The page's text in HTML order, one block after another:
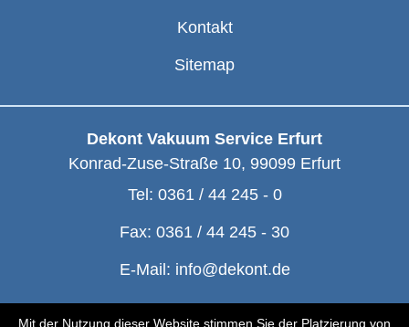
Mit der Nutzung dieser Website stimmen Sie der Platzierung von
Kontakt
Sitemap
Dekont Vakuum Service Erfurt
Konrad-Zuse-Straße 10, 99099 Erfurt
Tel: 0361 / 44 245 - 0
Fax: 0361 / 44 245 - 30
E-Mail: info@dekont.de
© Dekont 1991 - 2026